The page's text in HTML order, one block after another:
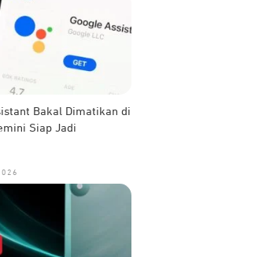
Bakal Dimatikan di
Siap Jadi